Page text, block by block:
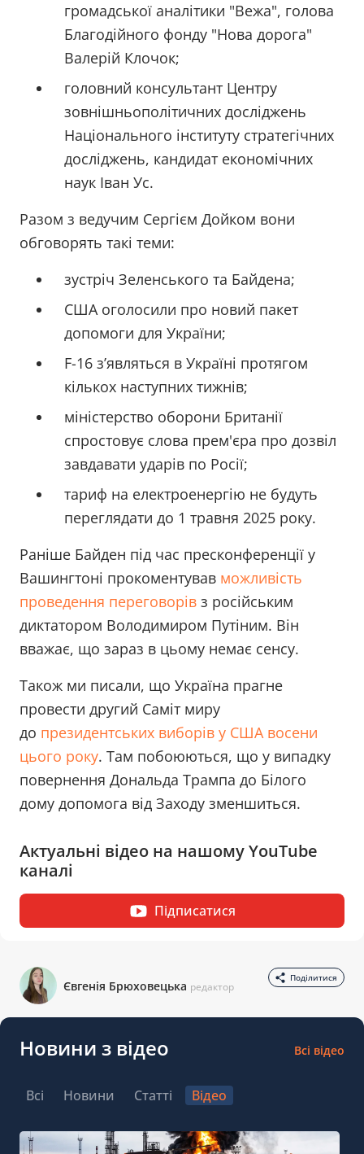
громадської аналітики "Вежа", голова
Благодійного фонду "Нова дорога"
Валерій Клочок;
головний консультант Центру
зовнішньополітичних досліджень
Національного інституту стратегічних
досліджень, кандидат економічних
наук Іван Ус.
Разом з ведучим Сергієм Дойком вони
обговорять такі теми:
зустріч Зеленського та Байдена;
США оголосили про новий пакет
допомоги для України;
F-16 зʼявляться в Україні протягом
кількох наступних тижнів;
міністерство оборони Британії
спростовує слова прем'єра про дозвіл
завдавати ударів по Росії;
тариф на електроенергію не будуть
переглядати до 1 травня 2025 року.
Раніше Байден під час пресконференції у
Вашингтоні прокоментував можливість
проведення переговорів з російським
диктатором Володимиром Путіним. Він
вважає, що зараз в цьому немає сенсу.
Також ми писали, що Україна прагне
провести другий Саміт миру
до президентських виборів у США восени
цього року. Там побоюються, що у випадку
повернення Дональда Трампа до Білого
дому допомога від Заходу зменшиться.
Актуальні відео на нашому YouTube
каналі
Підписатися
Євгенія Брюховецька редактор
Поділитися
Новини з відео Всі відео
Всі Новини Статті Відео